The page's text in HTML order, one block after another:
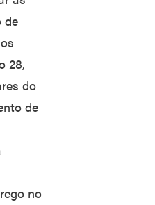
de
28,
do
de
no